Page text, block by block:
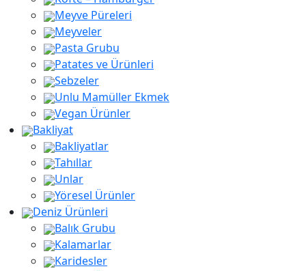
Meyve Püreleri
Meyveler
Pasta Grubu
Patates ve Ürünleri
Sebzeler
Unlu Mamüller Ekmek
Vegan Ürünler
Bakliyat
Bakliyatlar
Tahıllar
Unlar
Yöresel Ürünler
Deniz Ürünleri
Balık Grubu
Kalamarlar
Karidesler